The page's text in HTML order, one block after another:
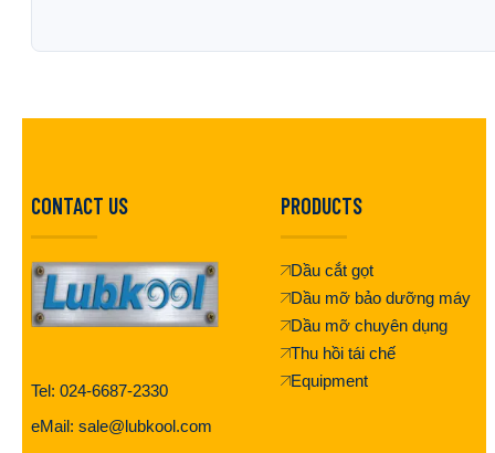
CONTACT US
Tel: 024-6687-2330
eMail: sale@lubkool.com
PRODUCTS
Dầu cắt gọt
Dầu mỡ bảo dưỡng máy
Dầu mỡ chuyên dụng
Thu hồi tái chế
Equipment